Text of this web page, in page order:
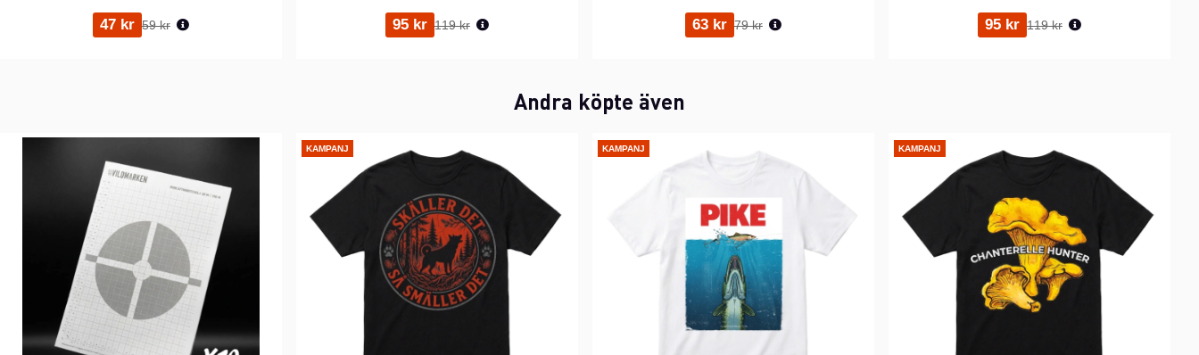
47 kr Ordinarie pris:
59 kr 95 kr Ordinarie pris:
119 kr 63 kr Ordinarie pris:
79 kr 95 kr Ordinarie pris:
119 kr
Andra köpte även
KAMPANJ KAMPANJ KAMPANJ